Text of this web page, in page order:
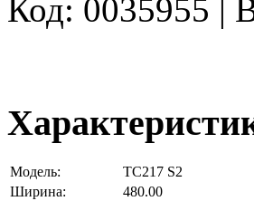
Код: 0035955 |
Модель:
TC217 S2
Ширина:
480.00